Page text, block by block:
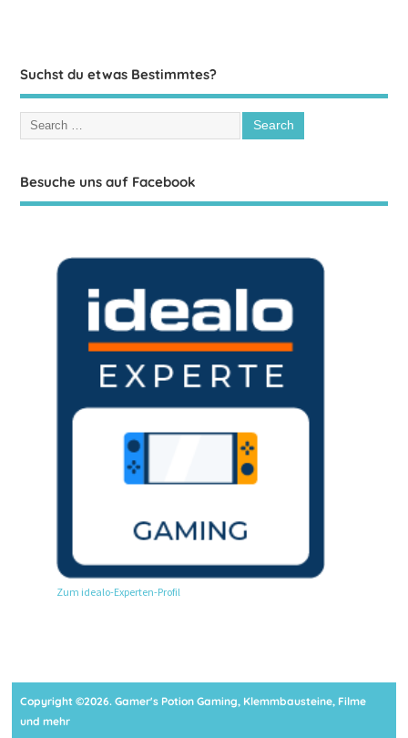
Suchst du etwas Bestimmtes?
Besuche uns auf Facebook
Zum idealo-Experten-Profil
Copyright ©2026. Gamer's Potion Gaming, Klemmbausteine, Filme
und mehr